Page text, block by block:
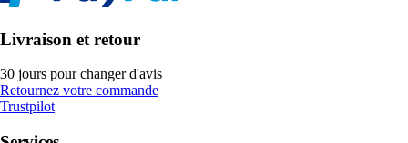
Livraison et retour
30 jours pour changer d'avis
Retournez votre commande
Trustpilot